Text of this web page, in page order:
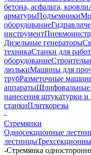
бетона, асфальта, кровли
арматурыПодъемники
оборудование
инструмент
Дизельные генераторы
техникаСтанки для
оборудование
люлькиМашины для
трубРазметочные
аппараты
нанесения штукатурки
станкиПлиткорезы
-
Стремянки
Односекционные
лестницы
-Стремянка